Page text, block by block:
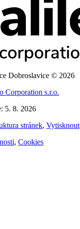
Dobroslavice © 2026
Corporation s.r.o.
5. 8. 2026
stránek, Vytisknout
, Cookies